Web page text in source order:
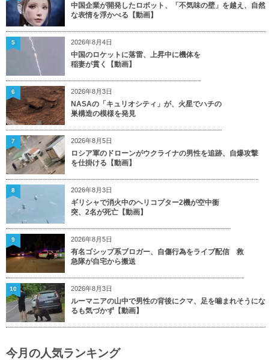
中国企業が開発したロボット、「不気味の壁」を越え、自然
な表情を浮かべる【動画】
2026年8月4日
中国のロケットに落雷、上昇中に機体を
稲妻が貫く【動画】
5
2026年8月3日
NASAの「キュリオシティ」が、火星でハチの
巣構造の模様を発見
6
2026年8月5日
ロシア軍のドローンがウクライナの男性を追跡、自爆攻撃
を仕掛ける【動画】
7
2026年8月3日
ギリシャで消火中のヘリコプター2機が空中衝
突、2名が死亡【動画】
8
2026年8月5日
有名ゴシップ系ブロガー、自傷行為をライブ配信 救
急隊が自宅から搬送
9
2026年8月3日
ルーマニアの山中で男性の背後にクマ、足を噛まれそうにな
るも気づかず【動画】
10
今月の人気ランキング